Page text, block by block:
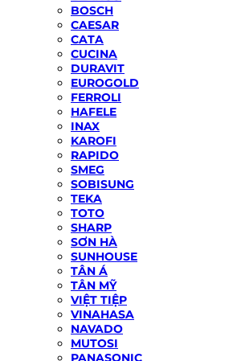
BOSCH
CAESAR
CATA
CUCINA
DURAVIT
EUROGOLD
FERROLI
HAFELE
INAX
KAROFI
RAPIDO
SMEG
SOBISUNG
TEKA
TOTO
SHARP
SƠN HÀ
SUNHOUSE
TÂN Á
TÂN MỸ
VIỆT TIỆP
VINAHASA
NAVADO
MUTOSI
PANASONIC